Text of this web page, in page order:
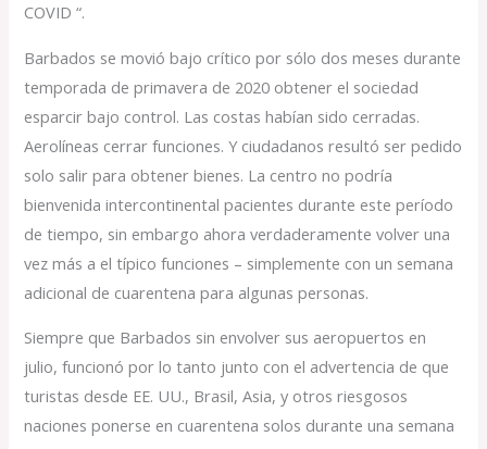
COVID “.
Barbados se movió bajo crítico ​​por sólo dos meses durante
temporada de primavera de 2020 obtener el sociedad
esparcir bajo control. Las costas habían sido cerradas.
Aerolíneas cerrar funciones. Y ciudadanos resultó ser pedido
solo salir para obtener bienes. La centro no podría
bienvenida intercontinental pacientes durante este período
de tiempo, sin embargo ahora verdaderamente volver una
vez más a el típico funciones – simplemente con un semana
adicional de cuarentena para algunas personas.
Siempre que Barbados sin envolver sus aeropuertos en
julio, funcionó por lo tanto junto con el advertencia de que
turistas desde EE. UU., Brasil, Asia, y otros riesgosos
naciones ponerse en cuarentena solos durante una semana